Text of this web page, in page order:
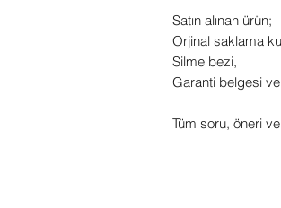
Satın alınan ürün;
Orjinal saklama
Silme bezi,
Garanti belgesi
Tüm soru, öneri